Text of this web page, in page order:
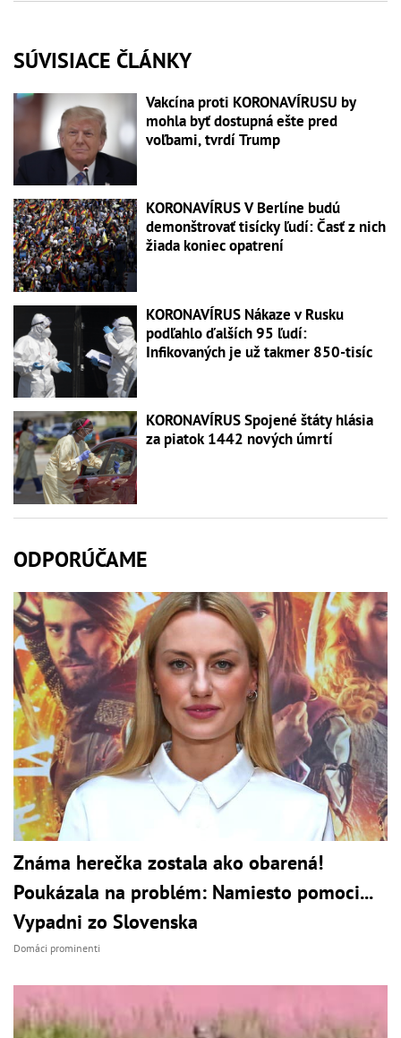
SÚVISIACE ČLÁNKY
Vakcína proti KORONAVÍRUSU by
mohla byť dostupná ešte pred
voľbami, tvrdí Trump
KORONAVÍRUS V Berlíne budú
demonštrovať tisícky ľudí: Časť z nich
žiada koniec opatrení
KORONAVÍRUS Nákaze v Rusku
podľahlo ďalších 95 ľudí:
Infikovaných je už takmer 850-tisíc
KORONAVÍRUS Spojené štáty hlásia
za piatok 1442 nových úmrtí
ODPORÚČAME
Známa herečka zostala ako obarená!
Poukázala na problém: Namiesto pomoci...
Vypadni zo Slovenska
Domáci prominenti